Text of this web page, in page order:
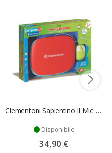
Clementoni Sapientino Il Mio Primo Computer
Disponibile
34,90 €